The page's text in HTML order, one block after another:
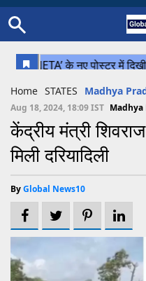
Uttar Pradesh
Chhattisgarh
Bihar
Cricket
Football
Home STATES Madhya
Aug 18, 2024, 18:09 IST Madhya
केंद्रीय मंत्री
मिली दरियादिली
ByGlobal News10